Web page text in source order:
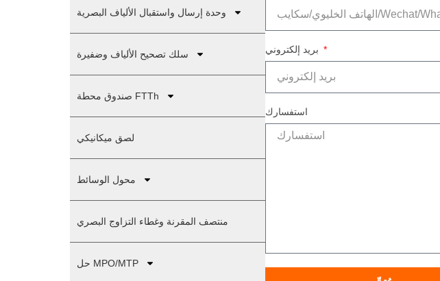
وحدة إرسال واستقبال الألياف البصرية
سلك تصحيح الألياف وضفيرة
صندوق محطة FTTh
لصق ميكانيكي
محول الوسائط
منتصف المقرنة وغطاء التزاوج البصري
حل MPO/MTP
استفسارك